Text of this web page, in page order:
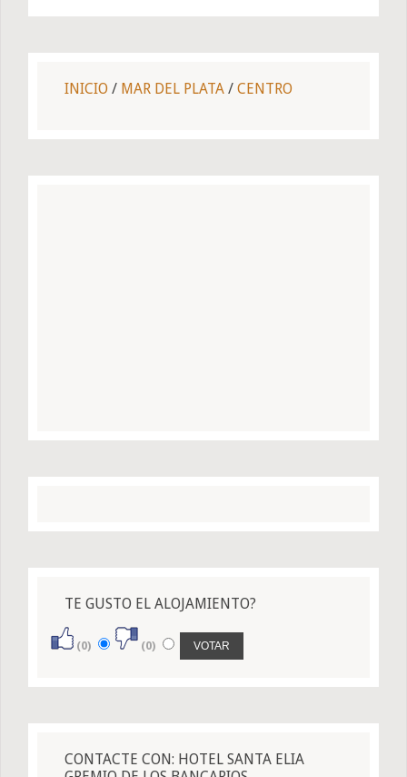
INICIO / MAR DEL PLATA / CENTRO
TE GUSTO EL ALOJAMIENTO?
(0) (0)
CONTACTE CON: HOTEL SANTA ELIA